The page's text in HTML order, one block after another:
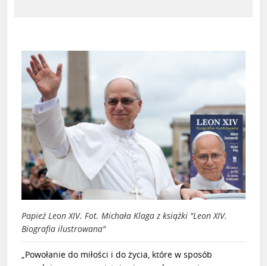
Papież Leon XIV. Fot. Michała Klaga z książki "Leon XIV.
Biografia ilustrowana"
„Powołanie do miłości i do życia, które w sposób